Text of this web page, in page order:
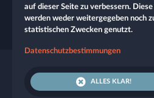
auf dieser Seite zu verbessern.
werden weder weitergegeben noch
statistischen Zwecken genutzt.
Datenschutzbestimmungen
ALLES KLAR!